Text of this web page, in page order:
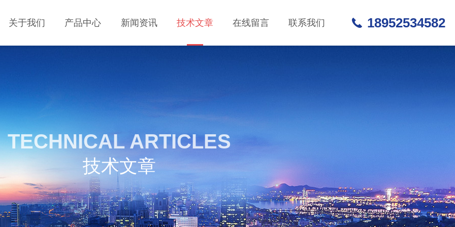
关于我们 产品中心 新闻资讯 技术文章 在线留言 联系我们 18952534582
TECHNICAL ARTICLES
技术文章